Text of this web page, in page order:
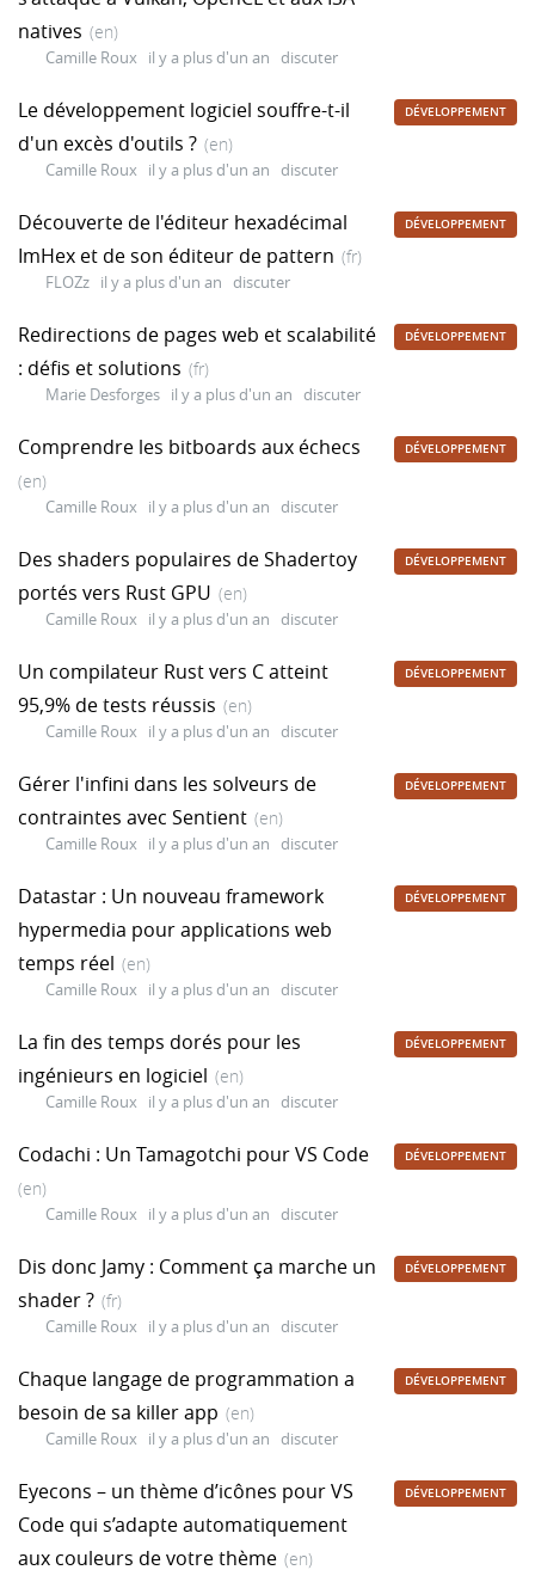
natives (en)
Camille Roux il y a plus d'un an discuter
Le développement logiciel souffre-t-il
d'un excès d'outils ? (en)
Camille Roux il y a plus d'un an discuter
DÉVELOPPEMENT
Découverte de l'éditeur hexadécimal
ImHex et de son éditeur de pattern (fr)
FLOZz il y a plus d'un an discuter
DÉVELOPPEMENT
Redirections de pages web et scalabilité
: défis et solutions (fr)
Marie Desforges il y a plus d'un an discuter
DÉVELOPPEMENT
Comprendre les bitboards aux échecs
(en)
Camille Roux il y a plus d'un an discuter
DÉVELOPPEMENT
Des shaders populaires de Shadertoy
portés vers Rust GPU (en)
Camille Roux il y a plus d'un an discuter
DÉVELOPPEMENT
Un compilateur Rust vers C atteint
95,9% de tests réussis (en)
Camille Roux il y a plus d'un an discuter
DÉVELOPPEMENT
Gérer l'infini dans les solveurs de
contraintes avec Sentient (en)
Camille Roux il y a plus d'un an discuter
DÉVELOPPEMENT
Datastar : Un nouveau framework
hypermedia pour applications web
temps réel (en)
Camille Roux il y a plus d'un an discuter
DÉVELOPPEMENT
La fin des temps dorés pour les
ingénieurs en logiciel (en)
Camille Roux il y a plus d'un an discuter
DÉVELOPPEMENT
Codachi : Un Tamagotchi pour VS Code
(en)
Camille Roux il y a plus d'un an discuter
DÉVELOPPEMENT
Dis donc Jamy : Comment ça marche un
shader ? (fr)
Camille Roux il y a plus d'un an discuter
DÉVELOPPEMENT
Chaque langage de programmation a
besoin de sa killer app (en)
Camille Roux il y a plus d'un an discuter
DÉVELOPPEMENT
Eyecons – un thème d’icônes pour VS
Code qui s’adapte automatiquement
aux couleurs de votre thème (en)
DÉVELOPPEMENT